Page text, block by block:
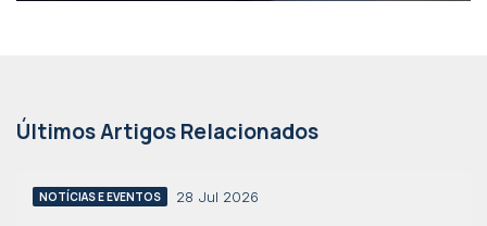
Últimos Artigos Relacionados
NOTÍCIAS E EVENTOS 28 Jul 2026